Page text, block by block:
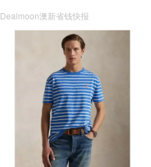
Dealmoon澳新省钱快报